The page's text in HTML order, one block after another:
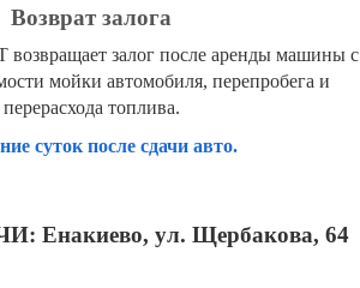
Возврат залога
возвращает залог после аренды машины с
мойки автомобиля, перепробега и
перерасхода топлива.
суток после сдачи авто.
Енакиево, ул. Щербакова, 64